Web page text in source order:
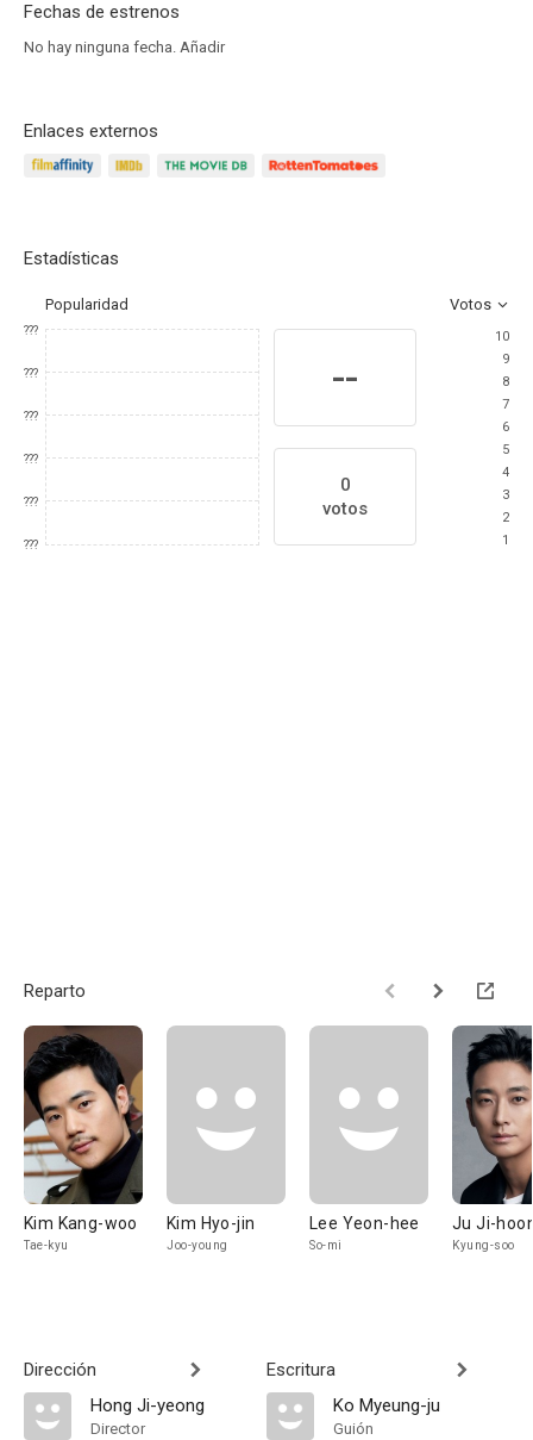
Fechas de estrenos
No hay ninguna fecha. Añadir
Enlaces externos
Estadísticas
Popularidad Votos
???
???
???
???
???
???
--
0
votos
10
9
8
7
6
5
4
3
2
1
Reparto
Kim Kang-woo
Tae-kyu
Kim Hyo-jin
Joo-young
Lee Yeon-hee
So-mi
Ju Ji-
Kyung-soo
Dirección
Hong Ji-yeong
Director
Escritura
Ko Myeung-ju
Guión